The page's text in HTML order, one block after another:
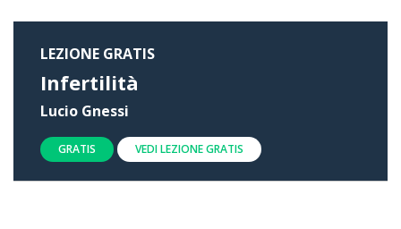
LEZIONE GRATIS
Infertilità
Lucio Gnessi
GRATIS VEDI LEZIONE GRATIS